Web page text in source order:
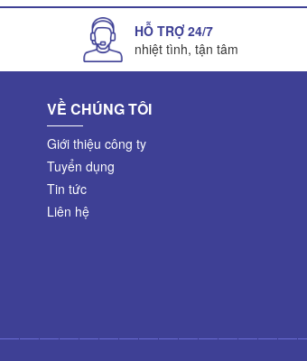
HỖ TRỢ 24/7
nhiệt tình, tận tâm
VỀ CHÚNG TÔI
Giới thiệu công ty
Tuyển dụng
Tin tức
Liên hệ